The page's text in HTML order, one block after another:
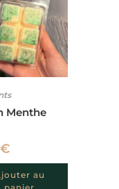
Menthe
€
au